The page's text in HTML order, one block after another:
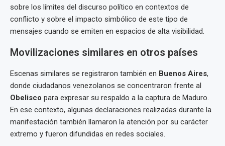
sobre los límites del discurso político en contextos de
conflicto y sobre el impacto simbólico de este tipo de
mensajes cuando se emiten en espacios de alta visibilidad.
Movilizaciones similares en otros países
Escenas similares se registraron también en Buenos Aires,
donde ciudadanos venezolanos se concentraron frente al
Obelisco para expresar su respaldo a la captura de Maduro.
En ese contexto, algunas declaraciones realizadas durante la
manifestación también llamaron la atención por su carácter
extremo y fueron difundidas en redes sociales.